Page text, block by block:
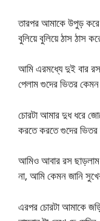
তারপর আমাকে উপুড় করে
বুলিয়ে বুলিয়ে ঠাস ঠাস
আমি এরমধ্যে দুই বার রস
পেলাম গুদের ভিতর
চোরটা আমার দুধ ধরে
করতে করতে গুদের ভিতর
আমিও আবার রস ছাড়লাম
না, আমি কেমন জানি
এরপর চোরটা আমাকে